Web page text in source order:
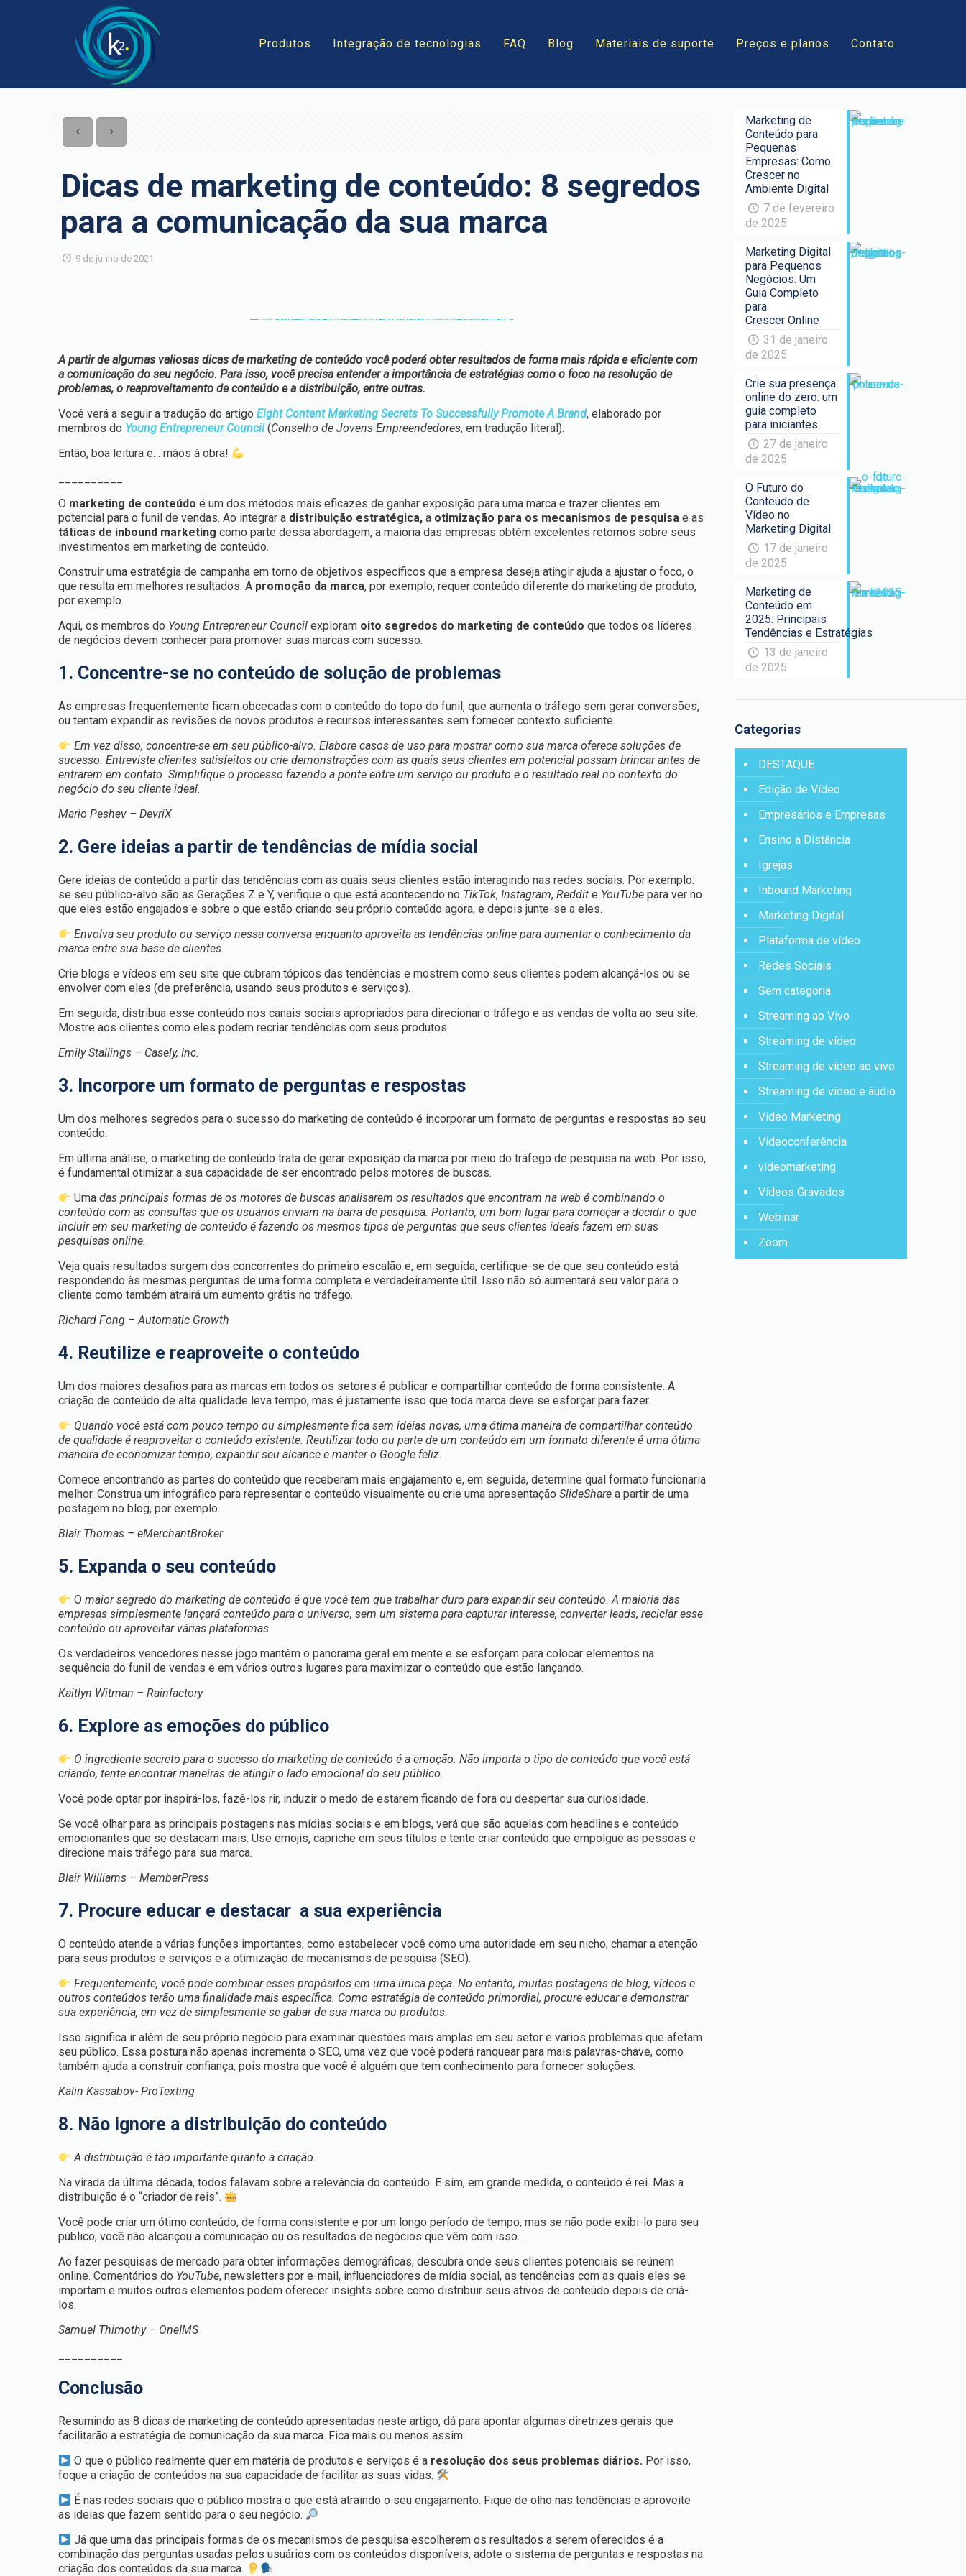
Produtos Integração de tecnologias FAQ Blog Materiais de suporte Preços e planos Contato
Dicas de marketing de conteúdo: 8 segredos
para a comunicação da sua marca
9 de junho de 2021
A partir de algumas valiosas dicas de marketing de conteúdo você poderá obter resultados de forma mais rápida e eficiente com
a comunicação do seu negócio. Para isso, você precisa entender a importância de estratégias como o foco na resolução de
problemas, o reaproveitamento de conteúdo e a distribuição, entre outras.
Você verá a seguir a tradução do artigoEight Content Marketing Secrets To Successfully Promote A Brand, elaborado por
membros do Young Entrepreneur Council(Conselho de Jovens Empreendedores, em tradução literal).
Então, boa leitura e… mãos à obra!
O marketing de conteúdo é um dos métodos mais eficazes de ganhar exposição para uma marca e trazer clientes em
potencial para o funil de vendas. Ao integrar a distribuição estratégica, a otimização para os mecanismos de pesquisae as
táticas de inbound marketing como parte dessa abordagem, a maioria das empresas obtém excelentes retornos sobre seus
investimentos em marketing de conteúdo.
Construir uma estratégia de campanha em torno de objetivos específicos que a empresa deseja atingir ajuda a ajustar o foco, o
que resulta em melhores resultados. A promoção da marca, por exemplo, requer conteúdo diferente do marketing de produto,
por exemplo.
Aqui, os membros do Young Entrepreneur Council exploram oito segredos do marketing de conteúdo que todos os líderes
de negócios devem conhecer para promover suas marcas com sucesso.
1. Concentre-se no conteúdo de solução de problemas
As empresas frequentemente ficam obcecadas com o conteúdo do topo do funil, que aumenta o tráfego sem gerar conversões,
ou tentam expandir as revisões de novos produtos e recursos interessantes sem fornecer contexto suficiente.
Em vez disso, concentre-se em seu público-alvo. Elabore casos de uso para mostrar como sua marca oferece soluções de
sucesso. Entreviste clientes satisfeitos ou crie demonstrações com as quais seus clientes em potencial possam brincar antes de
entrarem em contato. Simplifique o processo fazendo a ponte entre um serviço ou produto e o resultado real no contexto do
negócio do seu cliente ideal.
Mario Peshev – DevriX
2. Gere ideias a partir de tendências de mídia social
Gere ideias de conteúdo a partir das tendências com as quais seus clientes estão interagindo nas redes sociais. Por exemplo:
se seu público-alvo são as Gerações Z e Y, verifique o que está acontecendo no TikTok,Instagram,Reddit e YouTube para ver no
que eles estão engajados e sobre o que estão criando seu próprio conteúdo agora, e depois junte-se a eles.
Envolva seu produto ou serviço nessa conversa enquanto aproveita as tendências online para aumentar o conhecimento da
marca entre sua base de clientes.
Crie blogs e vídeos em seu site que cubram tópicos das tendências e mostrem como seus clientes podem alcançá-los ou se
envolver com eles (de preferência, usando seus produtos e serviços).
Em seguida, distribua esse conteúdo nos canais sociais apropriados para direcionar o tráfego e as vendas de volta ao seu site.
Mostre aos clientes como eles podem recriar tendências com seus produtos.
Emily Stallings – Casely, Inc.
3. Incorpore um formato de perguntas e respostas
Um dos melhores segredos para o sucesso do marketing de conteúdo é incorporar um formato de perguntas e respostas ao seu
conteúdo.
Em última análise, o marketing de conteúdo trata de gerar exposição da marca por meio do tráfego de pesquisa na web. Por isso,
é fundamental otimizar a sua capacidade de ser encontrado pelos motores de buscas.
Uma das principais formas de os motores de buscas analisarem os resultados que encontram na web é combinando o
conteúdo com as consultas que os usuários enviam na barra de pesquisa. Portanto, um bom lugar para começar a decidir o que
incluir em seu marketing de conteúdo é fazendo os mesmos tipos de perguntas que seus clientes ideais fazem em suas
pesquisas online.
Veja quais resultados surgem dos concorrentes do primeiro escalão e, em seguida, certifique-se de que seu conteúdo está
respondendo às mesmas perguntas de uma forma completa e verdadeiramente útil. Isso não só aumentará seu valor para o
cliente como também atrairá um aumento grátis no tráfego.
Richard Fong – Automatic Growth
4. Reutilize e reaproveite o conteúdo
Um dos maiores desafios para as marcas em todos os setores é publicar e compartilhar conteúdo de forma consistente. A
criação de conteúdo de alta qualidade leva tempo, mas é justamente isso que toda marca deve se esforçar para fazer.
Quando você está com pouco tempo ou simplesmente fica sem ideias novas, uma ótima maneira de compartilhar conteúdo
de qualidade é reaproveitar o conteúdo existente. Reutilizar todo ou parte de um conteúdo em um formato diferente é uma ótima
maneira de economizar tempo, expandir seu alcance e manter o Google feliz.
Comece encontrando as partes do conteúdo que receberam mais engajamento e, em seguida, determine qual formato funcionaria
melhor. Construa um infográfico para representar o conteúdo visualmente ou crie uma apresentaçãoSlideShare a partir de uma
postagem no blog, por exemplo.
Blair Thomas – eMerchantBroker
5. Expanda o seu conteúdo
O maior segredo do marketing de conteúdo é que você tem que trabalhar duro para expandir seu conteúdo. A maioria das
empresas simplesmente lançará conteúdo para o universo, sem um sistema para capturar interesse, converter leads, reciclar esse
conteúdo ou aproveitar várias plataformas.
Os verdadeiros vencedores nesse jogo mantêm o panorama geral em mente e se esforçam para colocar elementos na
sequência do funil de vendas e em vários outros lugares para maximizar o conteúdo que estão lançando.
Kaitlyn Witman – Rainfactory
6. Explore as emoções do público
O ingrediente secreto para o sucesso do marketing de conteúdo é a emoção. Não importa o tipo de conteúdo que você está
criando, tente encontrar maneiras de atingir o lado emocional do seu público.
Você pode optar por inspirá-los, fazê-los rir, induzir o medo de estarem ficando de fora ou despertar sua curiosidade.
Se você olhar para as principais postagens nas mídias sociais e em blogs, verá que são aquelas com headlines e conteúdo
emocionantes que se destacam mais. Use emojis, capriche em seus títulos e tente criar conteúdo que empolgue as pessoas e
direcione mais tráfego para sua marca.
Blair Williams – MemberPress
7. Procure educar e destacar a sua experiência
O conteúdo atende a várias funções importantes, como estabelecer você como uma autoridade em seu nicho, chamar a atenção
para seus produtos e serviços e a otimização de mecanismos de pesquisa (SEO).
Frequentemente, você pode combinar esses propósitos em uma única peça. No entanto, muitas postagens de blog, vídeos e
outros conteúdos terão uma finalidade mais específica. Como estratégia de conteúdo primordial, procure educar e demonstrar
sua experiência, em vez de simplesmente se gabar de sua marca ou produtos.
Isso significa ir além de seu próprio negócio para examinar questões mais amplas em seu setor e vários problemas que afetam
seu público. Essa postura não apenas incrementa o SEO, uma vez que você poderá ranquear para mais palavras-chave, como
também ajuda a construir confiança, pois mostra que você é alguém que tem conhecimento para fornecer soluções.
Kalin Kassabov- ProTexting
8. Não ignore a distribuição do conteúdo
A distribuição é tão importante quanto a criação.
Na virada da última década, todos falavam sobre a relevância do conteúdo. E sim, em grande medida, o conteúdo é rei. Mas a
distribuição é o “criador de reis”.
Você pode criar um ótimo conteúdo, de forma consistente e por um longo período de tempo, mas se não pode exibi-lo para seu
público, você não alcançou a comunicação ou os resultados de negócios que vêm com isso.
Ao fazer pesquisas de mercado para obter informações demográficas, descubra onde seus clientes potenciais se reúnem
online. Comentários do YouTube, newsletters por e-mail, influenciadores de mídia social, as tendências com as quais eles se
importam e muitos outros elementos podem oferecer insights sobre como distribuir seus ativos de conteúdo depois de criá-
los.
Samuel Thimothy – OneIMS
Conclusão
Resumindo as 8 dicas de marketing de conteúdo apresentadas neste artigo, dá para apontar algumas diretrizes gerais que
facilitarão a estratégia de comunicação da sua marca. Fica mais ou menos assim:
O que o público realmente quer em matéria de produtos e serviços é a resolução dos seus problemas diários. Por isso,
foque a criação de conteúdos na sua capacidade de facilitar as suas vidas.
É nas redes sociais que o público mostra o que está atraindo o seu engajamento. Fique de olho nas tendências e aproveite
as ideias que fazem sentido para o seu negócio.
Já que uma das principais formas de os mecanismos de pesquisa escolherem os resultados a serem oferecidos é a
combinação das perguntas usadas pelos usuários com os conteúdos disponíveis, adote o sistema de perguntas e respostas na
criação dos conteúdos da sua marca.
Marketing de
Conteúdo para
Pequenas
Empresas: Como
Crescer no
Ambiente Digital
7 de fevereiro
de 2025
Marketing Digital
para Pequenos
Negócios: Um
Guia Completo
para
Crescer Online
31 de janeiro
de 2025
Crie sua presença
online do zero: um
guia completo
para iniciantes
27 de janeiro
de 2025
O Futuro do
Conteúdo de
Vídeo no
Marketing Digital
17 de janeiro
de 2025
Marketing de
Conteúdo em
2025: Principais
Tendências e Estratégias
13 de janeiro
de 2025
Categorias
DESTAQUE
Edição de Vídeo
Empresários e Empresas
Ensino a Distância
Igrejas
Inbound Marketing
Marketing Digital
Plataforma de vídeo
Redes Sociais
Sem categoria
Streaming ao Vivo
Streaming de vídeo
Streaming de vídeo ao vivo
Streaming de vídeo e áudio
Video Marketing
Videoconferência
videomarketing
Vídeos Gravados
Webinar
Zoom